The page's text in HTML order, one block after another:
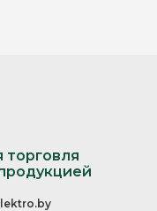
торговля